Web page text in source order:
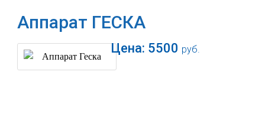
Аппарат ГЕСКА
Цена: 5500 руб.